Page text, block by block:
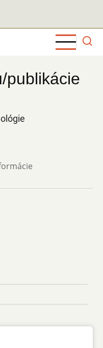
publikácie